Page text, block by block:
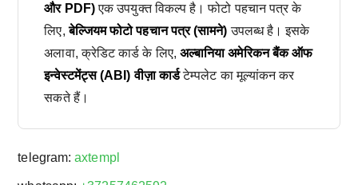
और PDF)एक उपयुक्त विकल्प है। फोटो पहचान पत्र के
लिए,बेल्जियम फोटो पहचान पत्र (सामने) उपलब्ध है। इसके
अलावा, क्रेडिट कार्ड के लिए, अल्बानिया अमेरिकन बैंक ऑफ
इन्वेस्टमेंट्स (ABI) वीज़ा कार्डटेम्पलेट का मूल्यांकन कर
सकते हैं।
telegram:axtempl